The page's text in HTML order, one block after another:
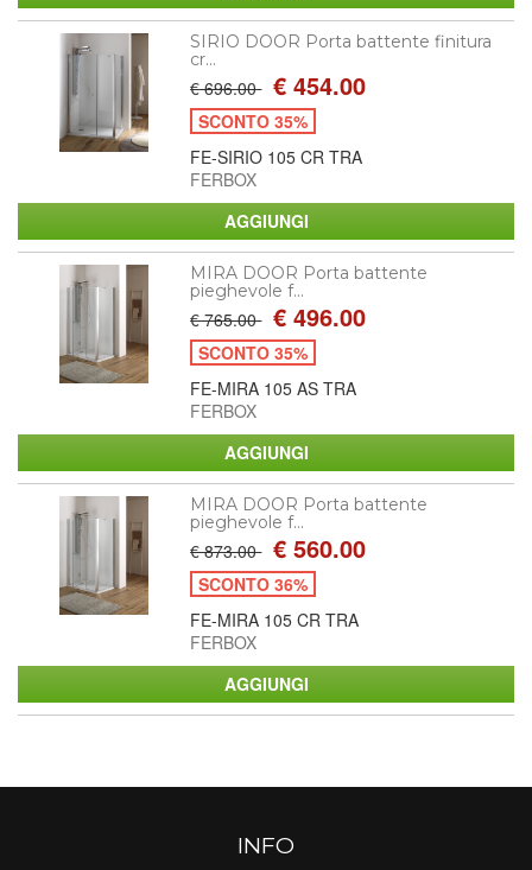
SIRIO DOOR Porta battente finitura
cr...
€ 696.00 € 454.00
SCONTO 35%
FE-SIRIO 105 CR TRA
FERBOX
MIRA DOOR Porta battente
pieghevole f...
€ 765.00 € 496.00
SCONTO 35%
FE-MIRA 105 AS TRA
FERBOX
MIRA DOOR Porta battente
pieghevole f...
€ 873.00 € 560.00
SCONTO 36%
FE-MIRA 105 CR TRA
FERBOX
INFO